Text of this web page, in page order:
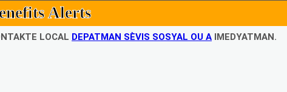
Alerts
LOCAL DEPATMAN SÈVIS SOSYAL OU A IMEDYATMAN.